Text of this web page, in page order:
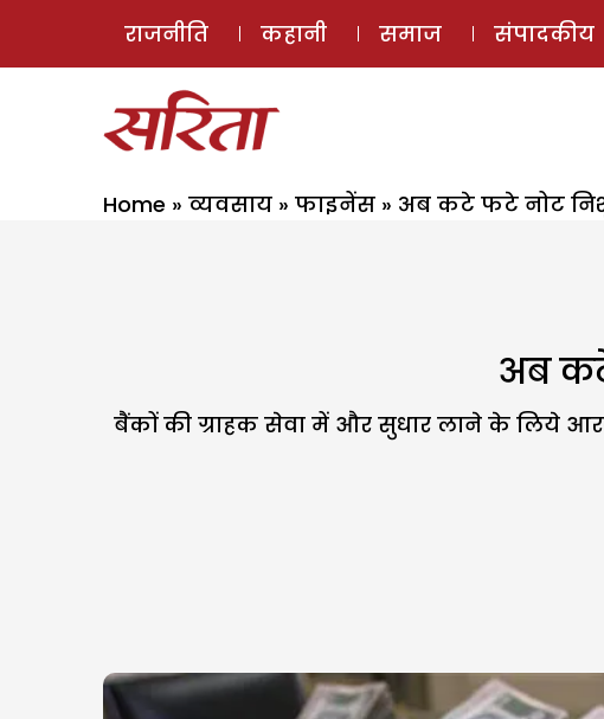
राजनीति कहानी समाज संपादकीय
Home » व्यवसाय » फाइनेंस » अब कटे फटे नोट
अब
बैंकों की ग्राहक सेवा में और सुधार लाने के लिये